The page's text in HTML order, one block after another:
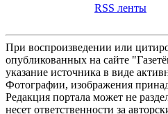
RSS ленты
При воспроизведении или
опубликованных на сайте
указание источника в виде
Фотографии, изображения
Редакция портала может не
несет ответственности за